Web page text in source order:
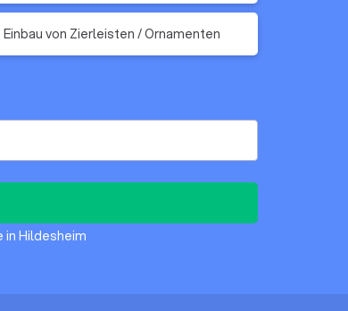
Einbau von Zierleisten / Ornamenten
Hildesheim